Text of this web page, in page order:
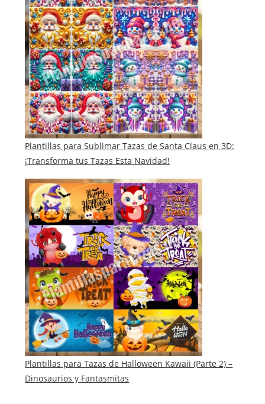
Plantillas para Sublimar Tazas de Santa Claus en 3D:
¡Transforma tus Tazas Esta Navidad!
Plantillas para Tazas de Halloween Kawaii (Parte 2) –
Dinosaurios y Fantasmitas